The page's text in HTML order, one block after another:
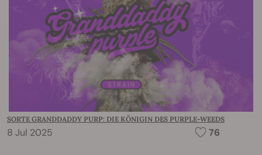
SORTE GRANDDADDY PURP: DIE KÖNIGIN DES PURPLE-WEEDS
8 Jul 2025 76